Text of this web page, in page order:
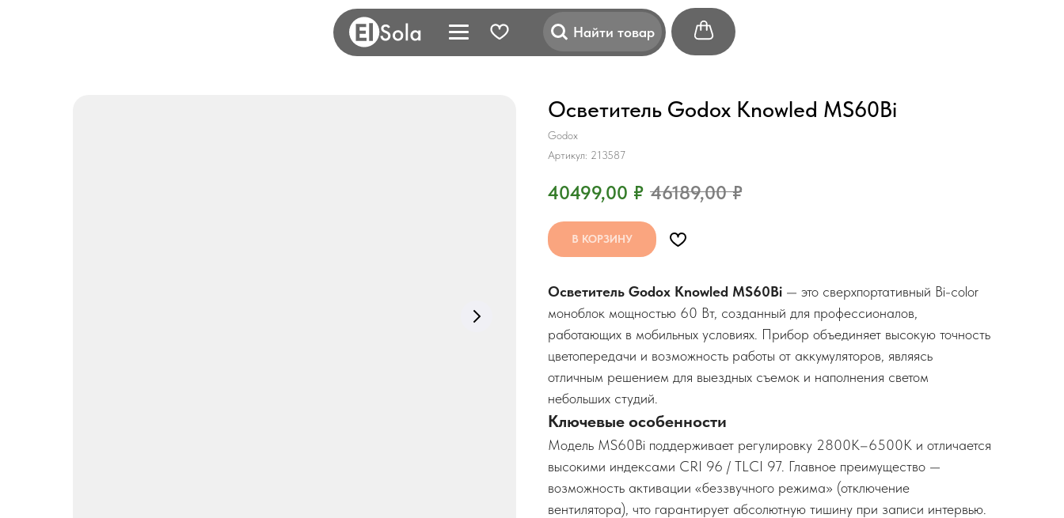
Найти товар
Осветитель Godox Knowled MS60Bi
Godox
Артикул: 213587
40499,00 ₽ 46189,00 ₽
В КОРЗИНУ
Осветитель Godox Knowled MS60Bi — это сверхпортативный Bi-color
моноблок мощностью 60 Вт, созданный для профессионалов,
работающих в мобильных условиях. Прибор объединяет высокую точность
цветопередачи и возможность работы от аккумуляторов, являясь
отличным решением для выездных съемок и наполнения светом
небольших студий.
Ключевые особенности
Модель MS60Bi поддерживает регулировку 2800K–6500K и отличается
высокими индексами CRI 96 / TLCI 97. Главное преимущество —
возможность активации «беззвучного режима» (отключение
вентилятора), что гарантирует абсолютную тишину при записи интервью.